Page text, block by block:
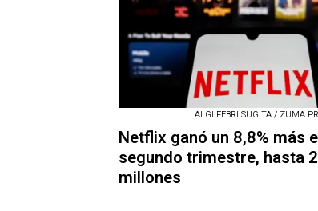
ALGI FEBRI SUGITA / ZUMA
Netflix ganó un 8,8% más
segundo trimestre, hasta
millones